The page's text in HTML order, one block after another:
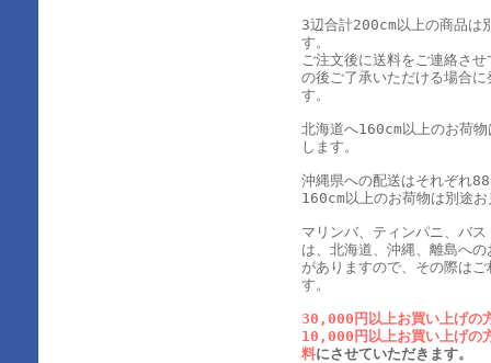
3辺合計200cm以上の商品は
す。
ご注文後に送料をご連絡さ
の後ご了承いただける場合
す。
北海道へ160cm以上のお荷
します。
沖縄県への配送はそれぞれ
160cm以上のお荷物は別途
マリンバ、ティンパニ、バ
は、北海道、沖縄、離島へ
がありますので、その際は
す。
30,000円以上お買い上げの
10,000円以上お買い上げの
料にさせていただきます。